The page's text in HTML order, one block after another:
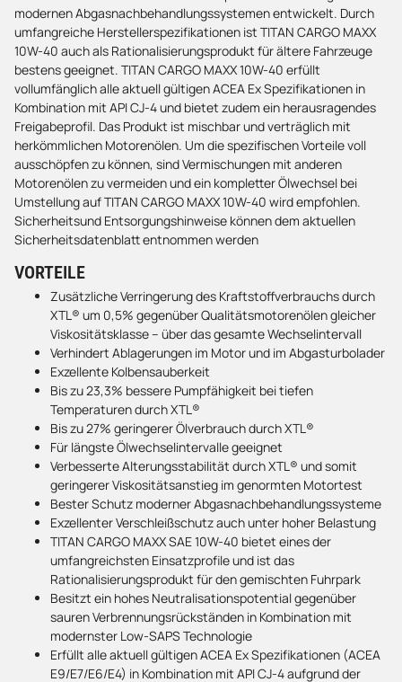
modernen Abgasnachbehandlungssystemen entwickelt. Durch
umfangreiche Herstellerspezifikationen ist TITAN CARGO MAXX
10W-40 auch als Rationalisierungsprodukt für ältere Fahrzeuge
bestens geeignet. TITAN CARGO MAXX 10W-40 erfüllt
vollumfänglich alle aktuell gültigen ACEA Ex Spezifikationen in
Kombination mit API CJ-4 und bietet zudem ein herausragendes
Freigabeprofil. Das Produkt ist mischbar und verträglich mit
herkömmlichen Motorenölen. Um die spezifischen Vorteile voll
ausschöpfen zu können, sind Vermischungen mit anderen
Motorenölen zu vermeiden und ein kompletter Ölwechsel bei
Umstellung auf TITAN CARGO MAXX 10W-40 wird empfohlen.
Sicherheitsund Entsorgungshinweise können dem aktuellen
Sicherheitsdatenblatt entnommen werden
VORTEILE
Zusätzliche Verringerung des Kraftstoffverbrauchs durch
XTL® um 0,5% gegenüber Qualitätsmotorenölen gleicher
Viskositätsklasse – über das gesamte Wechselintervall
Verhindert Ablagerungen im Motor und im Abgasturbolader
Exzellente Kolbensauberkeit
Bis zu 23,3% bessere Pumpfähigkeit bei tiefen
Temperaturen durch XTL®
Bis zu 27% geringerer Ölverbrauch durch XTL®
Für längste Ölwechselintervalle geeignet
Verbesserte Alterungsstabilität durch XTL® und somit
geringerer Viskositätsanstieg im genormten Motortest
Bester Schutz moderner Abgasnachbehandlungssysteme
Exzellenter Verschleißschutz auch unter hoher Belastung
TITAN CARGO MAXX SAE 10W-40 bietet eines der
umfangreichsten Einsatzprofile und ist das
Rationalisierungsprodukt für den gemischten Fuhrpark
Besitzt ein hohes Neutralisationspotential gegenüber
sauren Verbrennungsrückständen in Kombination mit
modernster Low-SAPS Technologie
Erfüllt alle aktuell gültigen ACEA Ex Spezifikationen (ACEA
E9/E7/E6/E4) in Kombination mit API CJ-4 aufgrund der